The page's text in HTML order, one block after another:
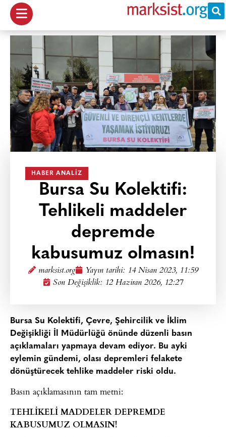
HABER ANALIZ
Bursa Su Kolektifi:
Tehlikeli maddeler
depremde
kabusumuz olmasın!
marksist.org Yayın tarihi: 14 Nisan 2023, 11:59
Son Değişiklik: 12 Haziran 2026, 12:27
Bursa Su Kolektifi, Çevre, Şehircilik ve İklim
Değişikliği İl Müdürlüğü önünde düzenli basın
açıklamaları yapmaya devam ediyor. Bu ayki
eylemin gündemi, olası depremleri felakete
dönüştürecek tehlike maddeler riski oldu.
Basın açıklamasının tam metni:
TEHLİKELİ MADDELER DEPREMDE
KABUSUMUZ OLMASIN!